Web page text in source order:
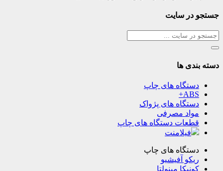
جستجو در سایت
دسته بندی ها
دستگاه های چاپ
ABS+
دستگاه های پژواک
مواد مصرفی
قطعات دستگاه های چاپ
فیلامنت
دستگاه های چاپ
ریکو آفیشیو
کونیکا مینولتا